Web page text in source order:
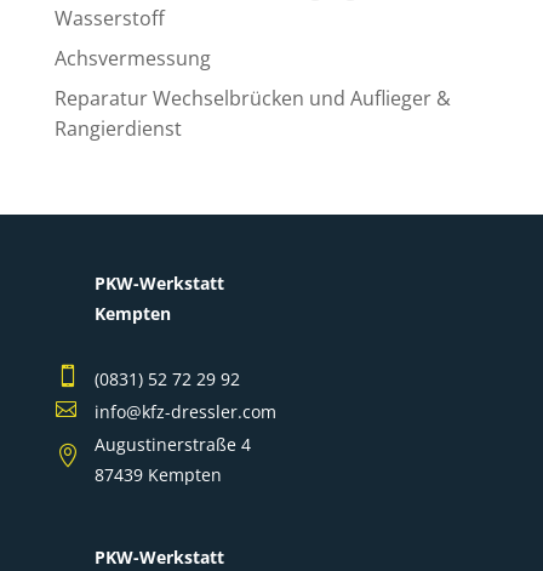
Wasserstoff
Achsvermessung
Reparatur Wechselbrücken und Auflieger &
Rangierdienst
PKW-Werkstatt
Kempten
 (0831) 52 72 29 92

info@kfz-dressler.com

Augustinerstraße 4
87439 Kempten
PKW-Werkstatt